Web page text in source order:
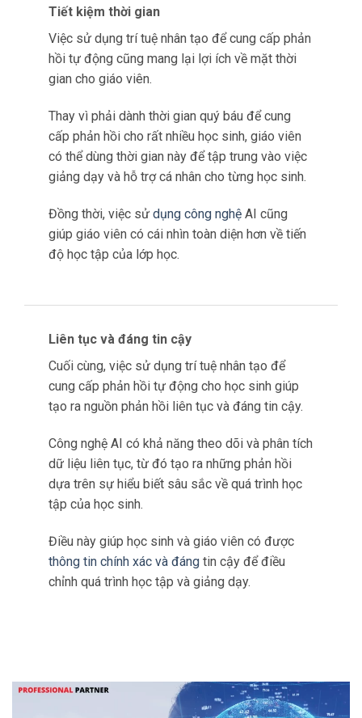
Tiết kiệm thời gian
Việc sử dụng trí tuệ nhân tạo để cung cấp phản
hồi tự động cũng mang lại lợi ích về mặt thời
gian cho giáo viên.
Thay vì phải dành thời gian quý báu để cung
cấp phản hồi cho rất nhiều học sinh, giáo viên
có thể dùng thời gian này để tập trung vào việc
giảng dạy và hỗ trợ cá nhân cho từng học sinh.
Đồng thời, việc sử dụng công nghệ AI cũng
giúp giáo viên có cái nhìn toàn diện hơn về tiến
độ học tập của lớp học.
Liên tục và đáng tin cậy
Cuối cùng, việc sử dụng trí tuệ nhân tạo để
cung cấp phản hồi tự động cho học sinh giúp
tạo ra nguồn phản hồi liên tục và đáng tin cậy.
Công nghệ AI có khả năng theo dõi và phân tích
dữ liệu liên tục, từ đó tạo ra những phản hồi
dựa trên sự hiểu biết sâu sắc về quá trình học
tập của học sinh.
Điều này giúp học sinh và giáo viên có được
thông tin chính xác và đáng tin cậy để điều
chỉnh quá trình học tập và giảng dạy.